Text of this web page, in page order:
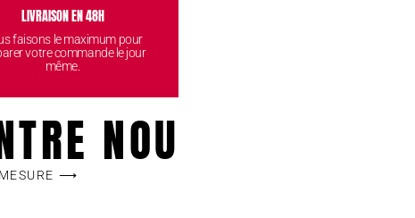
LIVRAISON EN 48H
faisons le maximum pour
votre commande le jour
même.
NOUS!
MESURE ⟶